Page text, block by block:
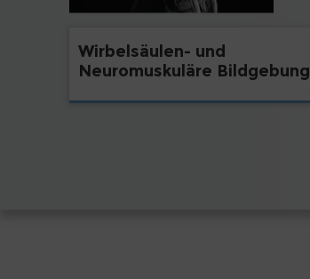
Wirbelsäulen- und
Neuromuskuläre Bildgebung